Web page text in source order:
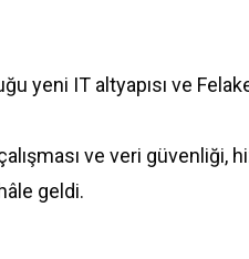
yeni IT altyapısı ve
ve veri güvenliği,
geldi.